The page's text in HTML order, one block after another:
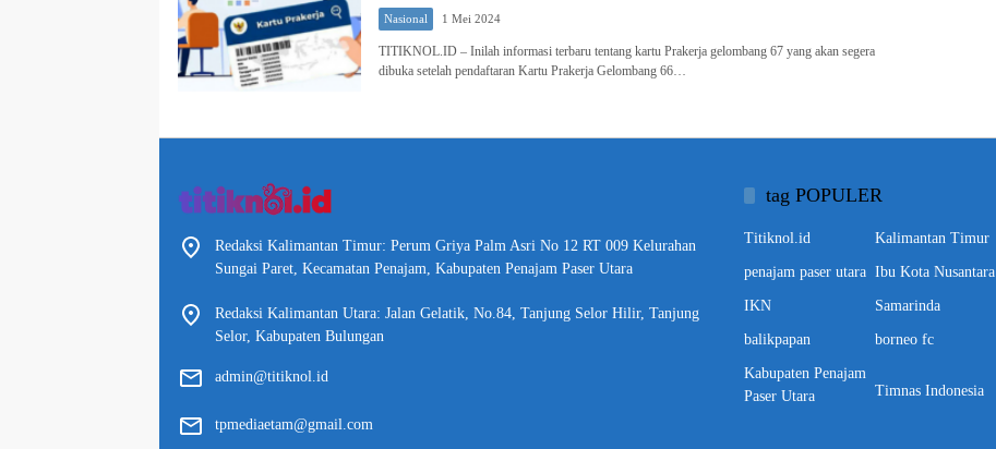
Nasional 1 Mei 2024
TITIKNOL.ID – Inilah informasi terbaru tentang kartu Prakerja gelombang 67 yang akan segera
dibuka setelah pendaftaran Kartu Prakerja Gelombang 66…
Redaksi Kalimantan Timur: Perum Griya Palm Asri No 12 RT 009 Kelurahan
Sungai Paret, Kecamatan Penajam, Kabupaten Penajam Paser Utara
Redaksi Kalimantan Utara: Jalan Gelatik, No.84, Tanjung Selor Hilir, Tanjung
Selor, Kabupaten Bulungan
admin@titiknol.id
tpmediaetam@gmail.com
tag POPULER
Titiknol.id Kalimantan Timur
penajam paser utara Ibu Kota Nusantara
IKN Samarinda
balikpapan borneo fc
Kabupaten Penajam
Paser Utara
Timnas Indonesia